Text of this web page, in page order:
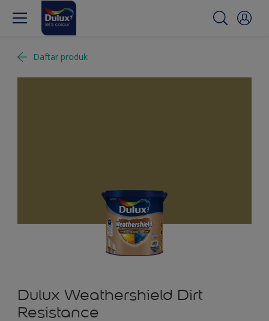
Daftar produk
Dulux Weathershield Dirt
Resistance